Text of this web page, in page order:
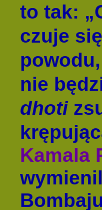
to tak:
czuje
nie
dhoti
Kamala